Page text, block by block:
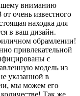
вниманию
очень известного
находка для
в ваш дизайн.
обрамлении!
привлекательной
с
модель из
указанной в
мы можем его
Так же